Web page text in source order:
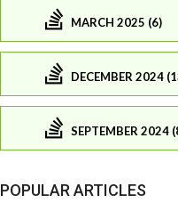
MARCH 2025 (6)
DECEMBER 2024
SEPTEMBER 2024
POPULAR ARTICLES